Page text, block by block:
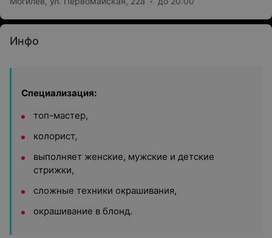
Инфо
Специализация:
топ-мастер,
колорист,
выполняет женские, мужские и детские
стрижки,
сложные техники окрашивания,
окрашивание в блонд.